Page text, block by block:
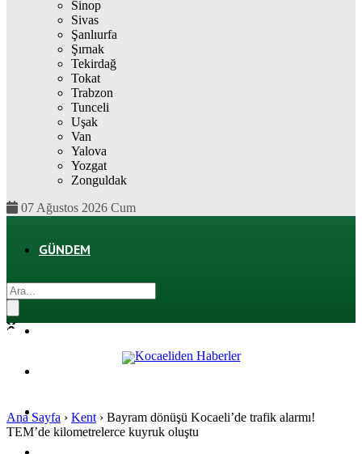
Sinop
Sivas
Şanlıurfa
Şırnak
Tekirdağ
Tokat
Trabzon
Tunceli
Uşak
Van
Yalova
Yozgat
Zonguldak
07 Ağustos 2026 Cum
GÜNDEM
SPOR
Ana Sayfa › Kent › Bayram dönüşü Kocaeli’de trafik alarmı!
TEM’de kilometrelerce kuyruk oluştu